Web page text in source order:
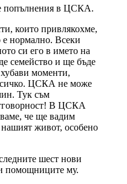
попълнения в ЦСКА.
които привлякохме,
е нормално. Всеки
си его в името на
семейство и ще бъде
моменти,
ЦСКА не може
Тук съм
В ЦСКА
че ще вадим
живот, особено
шест нови
помощниците му.